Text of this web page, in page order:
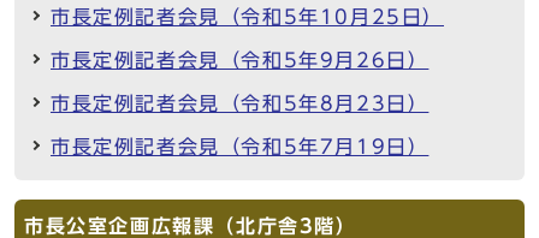
市長定例記者会見（令和5年10月25日）
市長定例記者会見（令和5年9月26日）
市長定例記者会見（令和5年8月23日）
市長定例記者会見（令和5年7月19日）
市長公室企画広報課（北庁舎3階）